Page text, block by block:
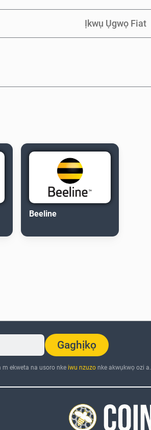
Ịkwụ Ụgwọ Fiat
Beeline
Gaghịkọ
ekweta na usoro nke iwu nzuzonke akwụkwọ ozi a.